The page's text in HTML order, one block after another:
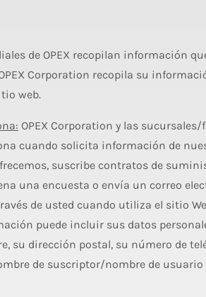
de OPEX recopilan información
Corporation recopila su
web.
OPEX Corporation y las sucursales/
cuando solicita información de
suscribe contratos de
una encuesta o envía un correo
de usted cuando utiliza el sitio
puede incluir sus datos
su dirección postal, su número de
de suscriptor/nombre de